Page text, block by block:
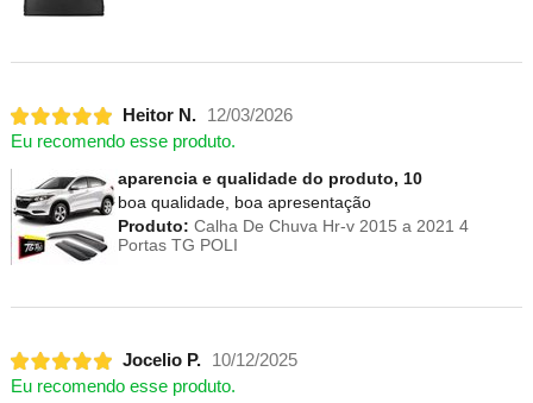
Heitor N.
12/03/2026
Eu recomendo esse produto.
aparencia e qualidade do produto, 10
boa qualidade, boa apresentação
Produto: Calha De Chuva Hr-v 2015 a 2021 4
Portas TG POLI
Jocelio P.
10/12/2025
Eu recomendo esse produto.